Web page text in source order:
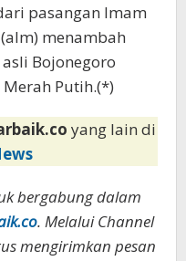
pasangan Imam
menambah
Bojonegoro
Putih.(*)
yang lain di
bergabung dalam
. Melalui Channel
mengirimkan pesan